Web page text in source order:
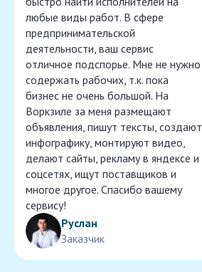
любые виды работ. В сфере
предпринимательской
деятельности, ваш сервис
отличное подспорье. Мне не нужно
содержать рабочих, т.к. пока
бизнес не очень большой. На
Воркзиле за меня размещают
объявления, пишут тексты, создают
инфографику, монтируют видео,
делают сайты, рекламу в яндексе и
соцсетях, ищут поставщиков и
многое другое. Спасибо вашему
сервису!
Руслан
Заказчик